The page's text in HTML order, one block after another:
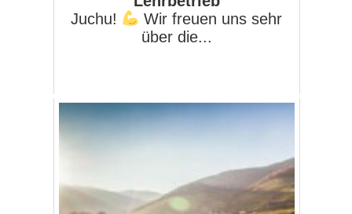
Juchu!
Wir freuen uns sehr
über die...